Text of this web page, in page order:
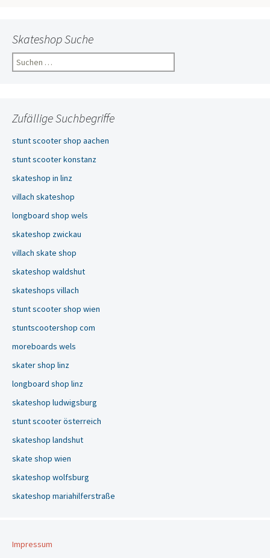
Skateshop Suche
Suchen
nach:
Zufällige Suchbegriffe
stunt scooter shop aachen
stunt scooter konstanz
skateshop in linz
villach skateshop
longboard shop wels
skateshop zwickau
villach skate shop
skateshop waldshut
skateshops villach
stunt scooter shop wien
stuntscootershop com
moreboards wels
skater shop linz
longboard shop linz
skateshop ludwigsburg
stunt scooter österreich
skateshop landshut
skate shop wien
skateshop wolfsburg
skateshop mariahilferstraße
Impressum